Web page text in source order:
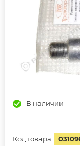
В наличии
Код товара: